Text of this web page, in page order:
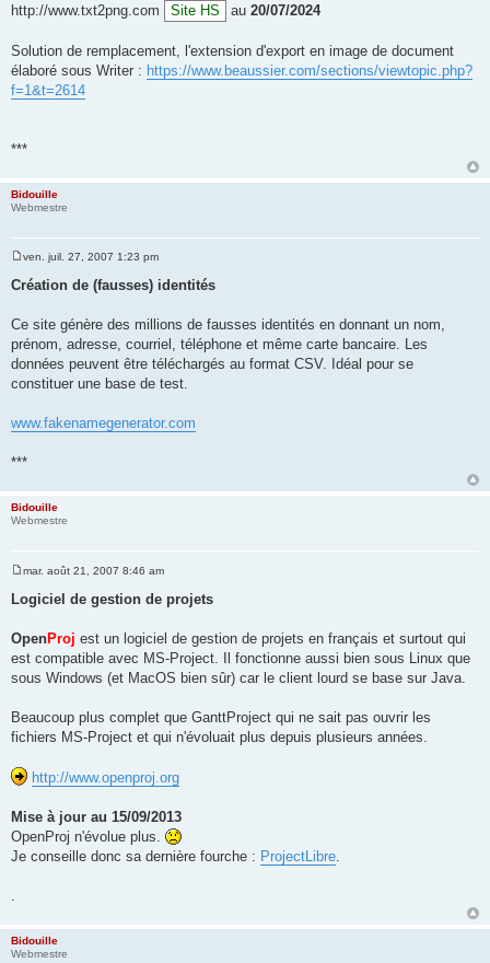
http://www.txt2png.com Site HS au 20/07/2024
Solution de remplacement, l'extension d'export en image de document
élaboré sous Writer : https://www.beaussier.com/sections/viewtopic.php?
f=1&t=2614
***
Bidouille
Webmestre
e
s
g
e
ven. juil. 27, 2007 1:23 pm
Création de (fausses) identités
Ce site génère des millions de fausses identités en donnant un nom,
prénom, adresse, courriel, téléphone et même carte bancaire. Les
données peuvent être téléchargés au format CSV. Idéal pour se
constituer une base de test.
www.fakenamegenerator.com
***
Bidouille
Webmestre
s
g
e
mar. août 21, 2007 8:46 am
Logiciel de gestion de projets
OpenProj est un logiciel de gestion de projets en français et surtout qui
est compatible avec MS-Project. Il fonctionne aussi bien sous Linux que
sous Windows (et MacOS bien sûr) car le client lourd se base sur Java.
Beaucoup plus complet que GanttProject qui ne sait pas ouvrir les
fichiers MS-Project et qui n'évoluait plus depuis plusieurs années.
http://www.openproj.org
Mise à jour au 15/09/2013
OpenProj n'évolue plus.
Je conseille donc sa dernière fourche : ProjectLibre
Bidouille
Webmestre